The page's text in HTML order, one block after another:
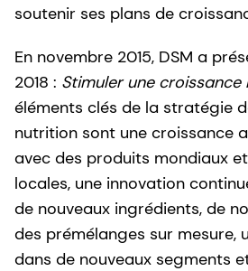
soutenir ses plans de
En novembre 2015, DSM a
2018 : Stimuler une croissance
éléments clés de la stratégie
nutrition sont une croissance
avec des produits mondiaux
locales, une innovation
de nouveaux ingrédients, de
des prémélanges sur mesure,
dans de nouveaux segments